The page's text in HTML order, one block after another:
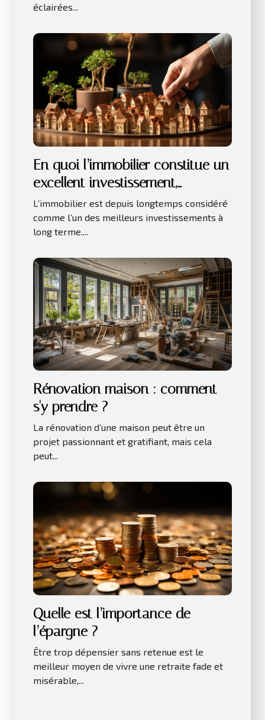
éclairées...
En quoi l’immobilier constitue un
excellent investissement,
notamment sur le long terme ?
L’immobilier est depuis longtemps considéré
comme l’un des meilleurs investissements à
long terme....
Rénovation maison : comment
s'y prendre ?
La rénovation d’une maison peut être un
projet passionnant et gratifiant, mais cela
peut...
Quelle est l’importance de
l’épargne ?
Être trop dépensier sans retenue est le
meilleur moyen de vivre une retraite fade et
misérable,...